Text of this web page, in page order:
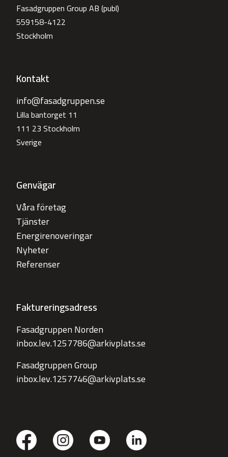
Fasadgruppen Group AB (publ)
559158-4122
Stockholm
Kontakt
info@fasadgruppen.se
Lilla bantorget 11
111 23 Stockholm
Sverige
Genvägar
Våra företag
Tjänster
Energirenoveringar
Nyheter
Referenser
Faktureringsadress
Fasadgruppen Norden
inbox.lev.1257786@arkivplats.se
Fasadgruppen Group
inbox.lev.1257746@arkivplats.se